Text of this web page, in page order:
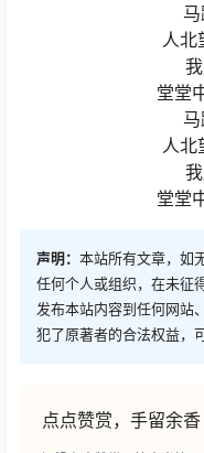
人北
堂堂
人北
堂堂
声明： 本站所有文章，如
任何个人或组织，在未征
发布本站内容到任何网站
犯了原著者的合法权益，
点点赞赏，手留余香